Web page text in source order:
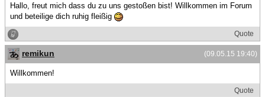
Hallo, freut mich dass du zu uns gestoßen bist! Willkommen im Forum
und beteilige dich ruhig fleißig
Quote
(09.05.15 19:40)
remikun
Willkommen!
Quote